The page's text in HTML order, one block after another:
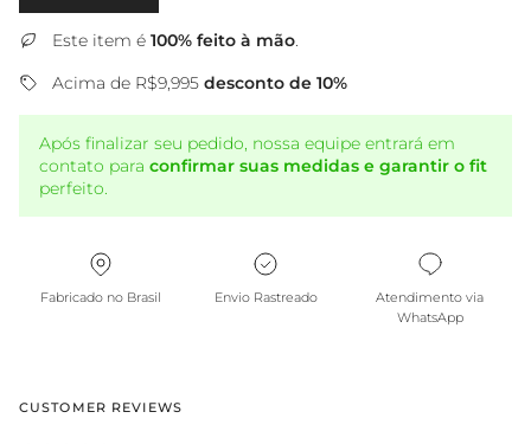
Este item é 100% feito à mão.
Acima de R$9,995 desconto de 10%
Após finalizar seu pedido, nossa equipe entrará em
contato para confirmar suas medidas e garantir o fit
perfeito.
Fabricado no Brasil Envio Rastreado
Atendimento via
WhatsApp
CUSTOMER REVIEWS